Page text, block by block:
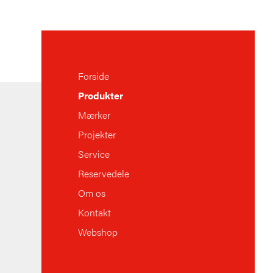
Forside
Produkter
Mærker
Projekter
Service
Reservedele
Om os
Kontakt
Webshop